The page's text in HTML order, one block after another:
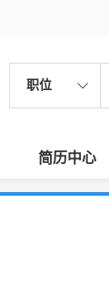
职位
简历中心